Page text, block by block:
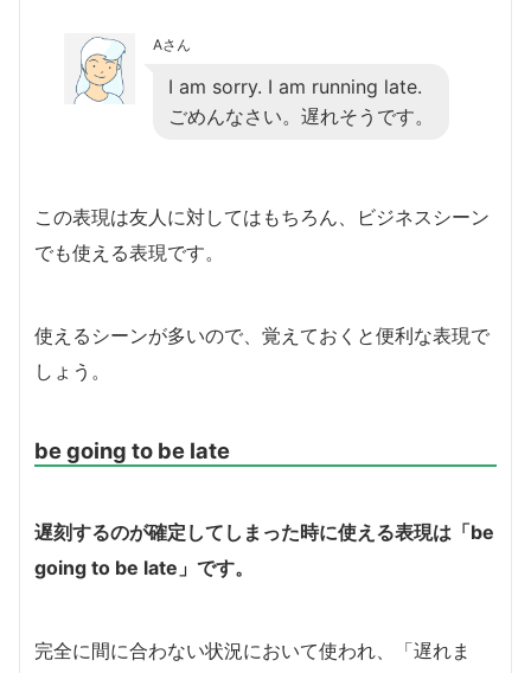
Aさん
I am sorry. I am running late.
ごめんなさい。遅れそうです。
この表現は友人に対してはもちろん、ビジネスシーン
でも使える表現です。
使えるシーンが多いので、覚えておくと便利な表現で
しょう。
be going to be late
遅刻するのが確定してしまった時に使える表現は「be
going to be late」です。
完全に間に合わない状況において使われ、「遅れま